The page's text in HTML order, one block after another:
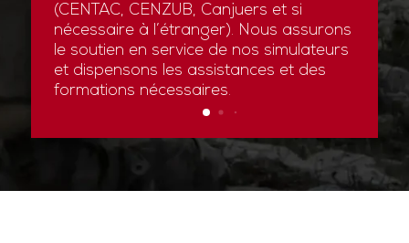
(CENTAC, CENZUB, Canjuers et si
nécessaire à l’étranger). Nous assurons
le soutien en service de nos simulateurs
et dispensons les assistances et des
formations nécessaires.